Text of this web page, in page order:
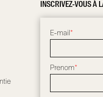
INSCRIVEZ-VOUS À
E-mail*
Prenom*